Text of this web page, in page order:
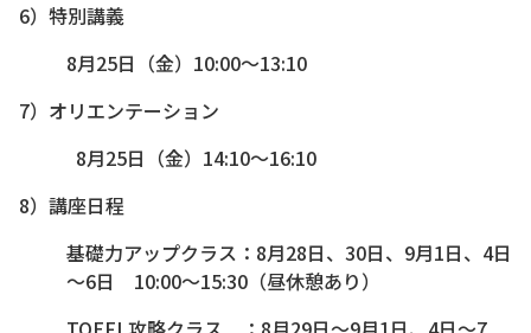
6）特別講義
8月25日（金）10:00～13:10
7）オリエンテーション
8月25日（金）14:10～16:10
8）講座日程
基礎力アップクラス：8月28日、30日、9月1日、4日
～6日 10:00～15:30（昼休憩あり）